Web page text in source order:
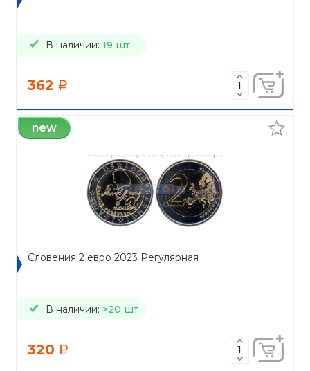
В наличии: 19 шт
362 a
new
Словения 2 евро 2023 Регулярная
В наличии: >20 шт
320 a